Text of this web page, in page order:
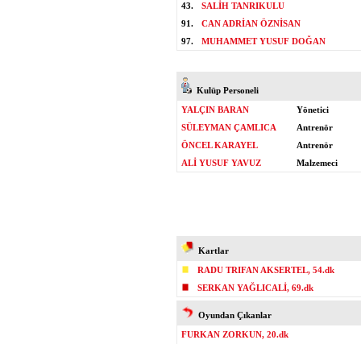
43.
SALİH TANRIKULU
91.
CAN ADRİAN ÖZNİSAN
97.
MUHAMMET YUSUF DOĞAN
Kulüp Personeli
YALÇIN BARAN
Yönetici
SÜLEYMAN ÇAMLICA
Antrenör
ÖNCEL KARAYEL
Antrenör
ALİ YUSUF YAVUZ
Malzemeci
Kartlar
RADU TRIFAN AKSERTEL, 54.dk
SERKAN YAĞLICALİ, 69.dk
Oyundan Çıkanlar
FURKAN ZORKUN, 20.dk